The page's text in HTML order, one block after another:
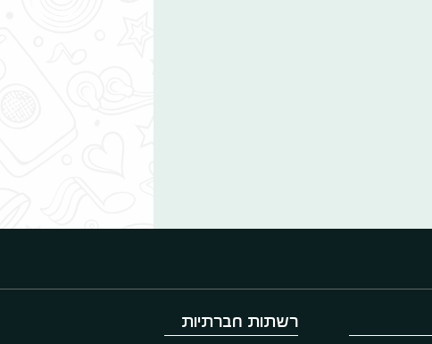
רשתות חברתיות